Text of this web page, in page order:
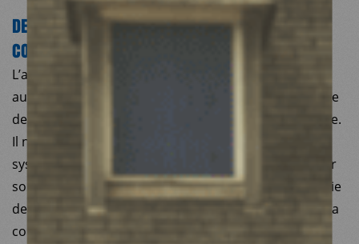
DES ACHATS INUTILES ET SANS MISE EN
CONCURRENCE ?
L’article laisse entendre que des purificateurs d’air
auraient été achetés à l’été 2020 – en pleine pandémie
de Covid-19 – alors que leur utilité n’était pas évidente.
Il n’aura pourtant échappé à personne que les
systèmes de purification et de renouvellement de l’air
sont des outils cruciaux dans la lutte contre l’épidémie
de Covid-19. Dès l’été 2020, l’équipe de MdM Turquie a
conclu à la nécessité médicale d’équiper ses